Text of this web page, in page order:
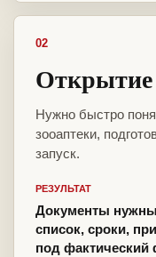
02
Открытие
Нужно быстро
зооаптеки,
запуск.
РЕЗУЛЬТАТ
Документы
список, сроки,
под фактический